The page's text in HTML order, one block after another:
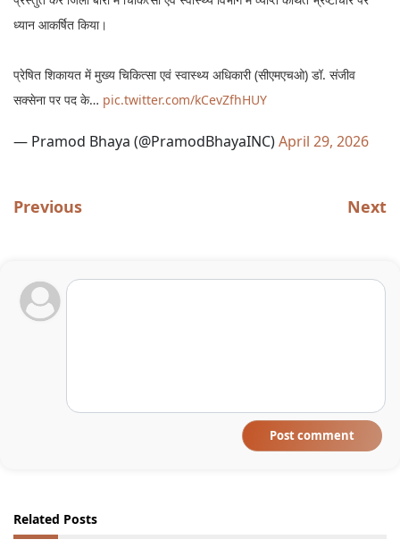
ध्यान आकर्षित किया।
प्रेषित शिकायत में मुख्य चिकित्सा एवं स्वास्थ्य अधिकारी (सीएमएचओ) डॉ. संजीव
सक्सेना पर पद के… pic.twitter.com/kCevZfhHUY
— Pramod Bhaya (@PramodBhayaINC)April 29, 2026
Previous Next
Post comment
Related Posts